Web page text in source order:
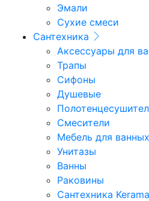
Эмали
Сухие смеси
Сантехника
Аксессуары для
Трапы
Сифоны
Душевые
Смесители
Мебель для
Унитазы
Ванны
Раковины
Сантехника